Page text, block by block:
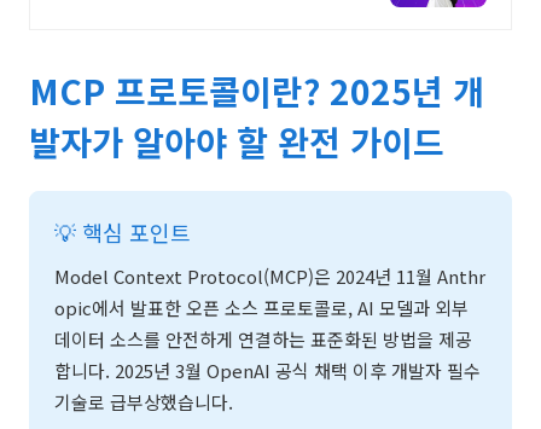
MCP 프로토콜이란? 2025년 개
발자가 알아야 할 완전 가이드
💡 핵심 포인트
Model Context Protocol(MCP)은 2024년 11월 Anthr
opic에서 발표한 오픈 소스 프로토콜로, AI 모델과 외부
데이터 소스를 안전하게 연결하는 표준화된 방법을 제공
합니다. 2025년 3월 OpenAI 공식 채택 이후 개발자 필수
기술로 급부상했습니다.